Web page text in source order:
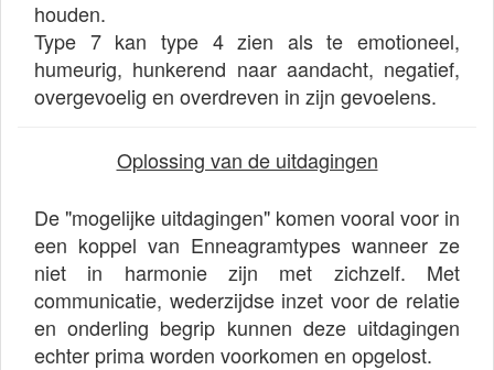
houden.
Type 7 kan type 4 zien als te emotioneel,
humeurig, hunkerend naar aandacht, negatief,
overgevoelig en overdreven in zijn gevoelens.
Oplossing van de uitdagingen
De "mogelijke uitdagingen" komen vooral voor in
een koppel van Enneagramtypes wanneer ze
niet in harmonie zijn met zichzelf. Met
communicatie, wederzijdse inzet voor de relatie
en onderling begrip kunnen deze uitdagingen
echter prima worden voorkomen en opgelost.